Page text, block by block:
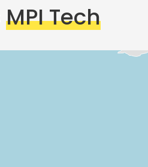
MPI Tech